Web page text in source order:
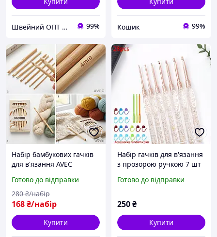
Швейний ОПТ №1 99% Кошик 99%
Набір бамбукових гачків
для в'язання AVEC
Готово до відправки
168₴/набір
280 ₴/набір
Купити
Набір гачків для в'язання
з прозорою ручкою 7 шт
Готово до відправки
250₴
Купити